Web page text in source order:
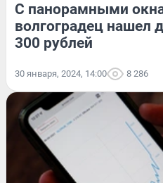
С панорамными
волгоградец нашел
300 рублей
30 января, 2024, 14:00 8 286